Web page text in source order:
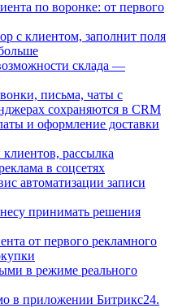
по воронке: от первого
с клиентом, заполнит поля
склада —
письма, чаты с
сохраняются в CRM
и оформление доставки
рассылка
в соцсетях
автоматизации записи
принимать решения
от первого рекламного
в режиме реального
в приложении Битрикс24.